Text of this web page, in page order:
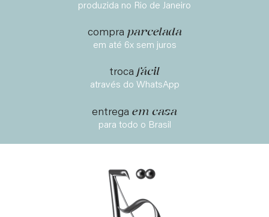
produzida no Rio de Janeiro
compra parcelada
em até 6x sem juros
troca fácil
através do WhatsApp
entrega em casa
para todo o Brasil